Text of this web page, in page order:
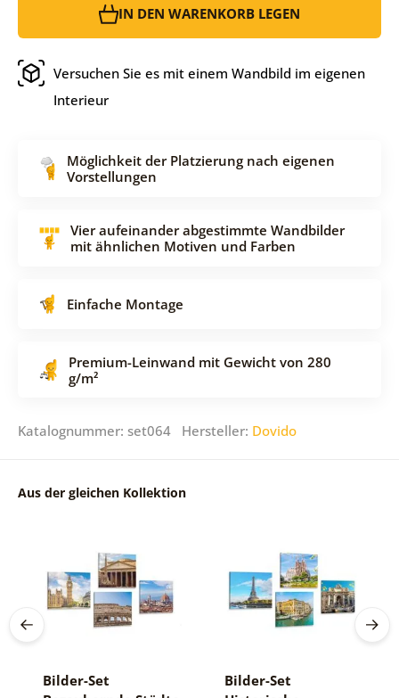
IN DEN WARENKORB LEGEN
Versuchen Sie es mit einem Wandbild im eigenen
Interieur
Möglichkeit der Platzierung nach eigenen
Vorstellungen
Vier aufeinander abgestimmte Wandbilder
mit ähnlichen Motiven und Farben
Einfache Montage
Premium-Leinwand mit Gewicht von 280
g/m²
Katalognummer: set064 Hersteller: Dovido
Aus der gleichen Kollektion
Bilder-Set
Bilder-Set